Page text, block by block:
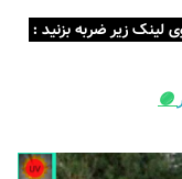
لینک زیر ضربه بزنید :
🟣